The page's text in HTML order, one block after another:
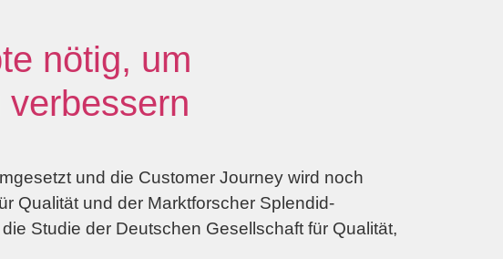
nötig, um
und die Customer Journey wird noch
Qualität und der Marktforscher Splendid-
Studie der Deutschen Gesellschaft für Qualität,